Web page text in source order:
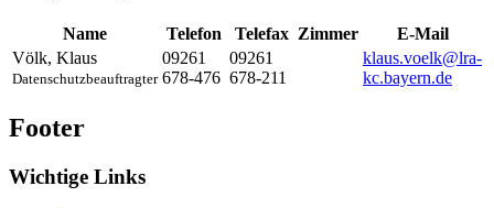
Name Telefon Telefax Zimmer
E-Mail
Völk, Klaus
Datenschutzbeauftragter
09261
678-476
09261
678-211
klaus.voelk@lra-
kc.bayern.de
Footer
Wichtige Links